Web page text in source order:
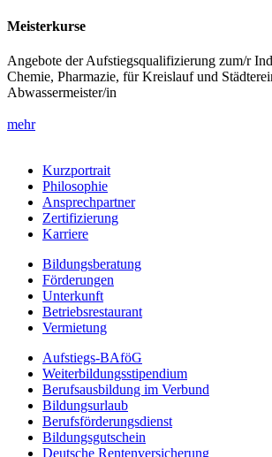
Meisterkurse
Angebote der Aufstiegsqualifizierung zum/r
Chemie, Pharmazie, für Kreislauf und
Abwassermeister/in
mehr
Kurzportrait
Philosophie
Ansprechpartner
Zertifizierung
Karriere
Bildungsberatung
Förderungen
Unterkunft
Betriebsrestaurant
Vermietung
Aufstiegs-BAföG
Weiterbildungsstipendium
Berufsausbildung im Verbund
Bildungsurlaub
Berufsförderungsdienst
Bildungsgutschein
Deutsche Rentenversicherung